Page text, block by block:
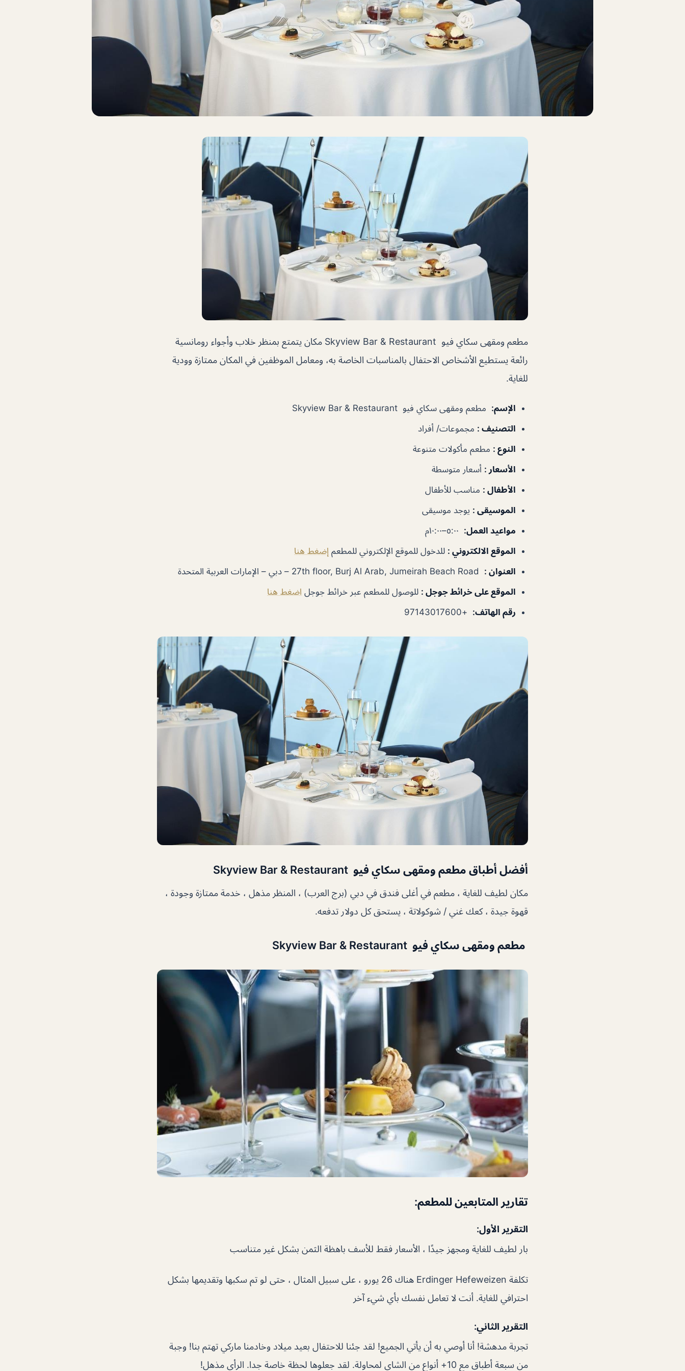
مطعم ومقهى سكاي فيو Skyview Bar & Restaurant مكان يتمتع بمنظر خلاب وأجواء رومانسية
رائعة يستطيع الأشخاص الاحتفال بالمناسبات الخاصة به، ومعامل الموظفين في المكان ممتازة وودية
للغاية.
الإسم: مطعم ومقهى سكاي فيو Skyview Bar & Restaurant
التصنيف : مجموعات/ أفراد
النوع : مطعم مأكولات متنوعة
الأسعار : أسعار متوسطة
الأطفال : مناسب للأطفال
الموسيقى : يوجد موسيقى
مواعيد العمل:
الموقع الالكتروني : للدخول للموقع الإلكتروني للمطعم إضغط هنا
العنوان :
الموقع على خرائط جوجل : للوصول للمطعم عبر خرائط جوجل اضغط هنا
رقم الهاتف:
+97143017600
أفضل أطباق مطعم ومقهى سكاي فيو Skyview Bar & Restaurant
مكان لطيف للغاية ، مطعم في أغلى فندق في دبي (برج العرب) ، المنظر مذهل ، خدمة ممتازة وجودة ،
قهوة جيدة ، كعك غني / شوكولاتة ، يستحق كل دولار تدفعه.
مطعم ومقهى سكاي فيو Skyview Bar & Restaurant
تقارير المتابعين للمطعم:
التقرير الأول:
بار لطيف للغاية ومجهز جيدًا ، الأسعار فقط للأسف باهظة الثمن بشكل غير متناسب
تكلفة Erdinger Hefeweizen هناك 26 يورو ، على سبيل المثال ، حتى لو تم سكبها وتقديمها بشكل
احترافي للغاية. أنت لا تعامل نفسك بأي شيء آخر
التقرير الثاني:
تجربة مدهشة! أنا أوصي به أن يأتي الجميع! لقد جئنا للاحتفال بعيد ميلاد وخادمنا ماركي تهتم بنا! وجبة
من سبعة أطباق مع 10+ أنواع من الشاي لمحاولة. لقد جعلوها لحظة خاصة جدا. الرأي مذهل!